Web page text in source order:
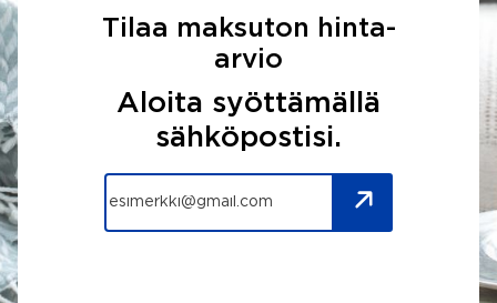
Tilaa maksuton hinta-
arvio
Aloita syöttämällä
sähköpostisi.